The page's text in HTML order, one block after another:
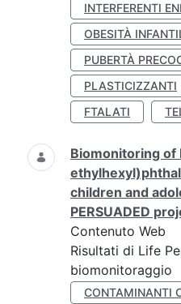
INTERFERENTI
OBESITÀ
PUBERTÀ
PLASTICIZZANTI
FTALATI
Biomonitoring of
children and
PERSUADED
Contenuto Web
Risultati di Life
biomonitoraggio
CONTAMINANTI